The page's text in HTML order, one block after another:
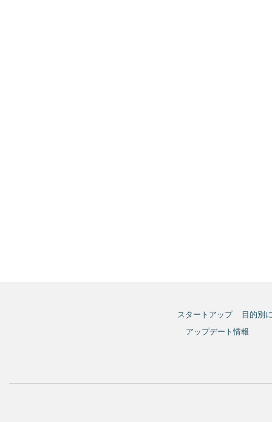
スタートアップ
目的別
アップデート情報